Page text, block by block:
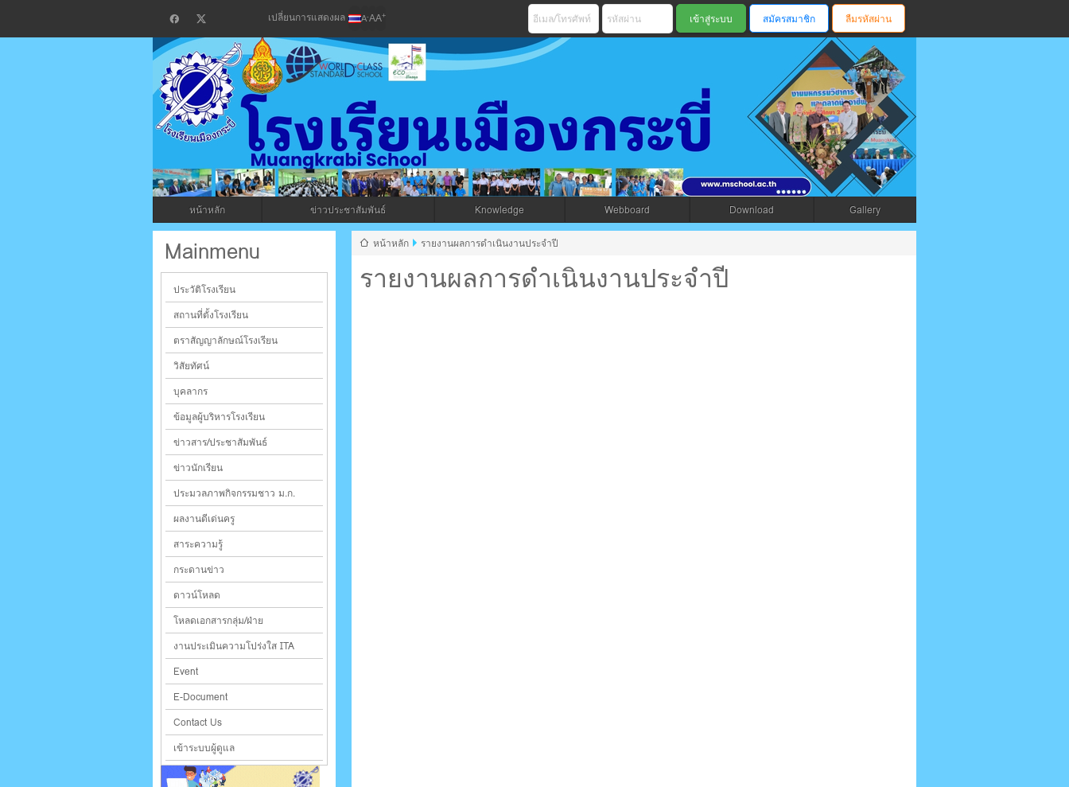
เปลี่ยนการแสดงผล A-AA+ สมัครสมาชิก ลืมรหัสผ่าน
โรงเรียนเมืองกระบี่ สพม ตรัง
กระบี่
ระบบบริหารจัดการเว็บไซต์ (CMS) ด้วย Ajax โดยคนไทย
หน้าหลัก ข่าวประชาสัมพันธ์ Knowledge Webboard Download Gallery
รายงานผลการดำเนินงานประจำปี
หน้าหลัก รายงานผลการดำเนินงานประจำปี
Mainmenu
ประวัติโรงเรียน
สถานที่ตั้งโรงเรียน
ตราสัญญาลักษณ์โรงเรียน
วิสัยทัศน์
บุคลากร
ข้อมูลผู้บริหารโรงเรียน
ข่าวสาร/ประชาสัมพันธ์
ข่าวนักเรียน
ประมวลภาพกิจกรรมชาว ม.ก.
ผลงานดีเด่นครู
สาระความรู้
กระดานข่าว
ดาวน์โหลด
โหลดเอกสารกลุ่ม/ฝ่าย
งานประเมินความโปร่งใส ITA
Event
E-Document
Contact Us
เข้าระบบผู้ดูแล